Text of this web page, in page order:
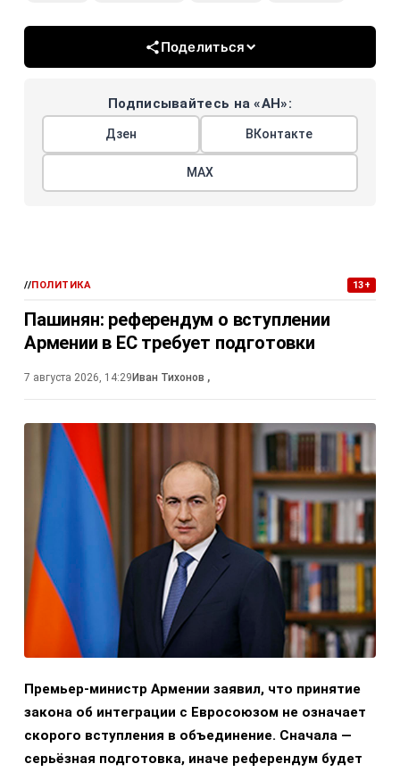
Поделиться
Подписывайтесь на «АН»:
Дзен ВКонтакте
МАХ
//ПОЛИТИКА 13+
Пашинян: референдум о вступлении
Армении в ЕС требует подготовки
7 августа 2026, 14:29 Иван Тихонов ,
Премьер-министр Армении заявил, что принятие
закона об интеграции с Евросоюзом не означает
скорого вступления в объединение. Сначала —
серьёзная подготовка, иначе референдум будет